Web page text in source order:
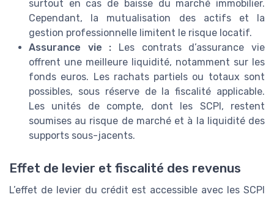
surtout en cas de baisse du marché immobilier.
Cependant, la mutualisation des actifs et la
gestion professionnelle limitent le risque locatif.
Assurance vie : Les contrats d’assurance vie
offrent une meilleure liquidité, notamment sur les
fonds euros. Les rachats partiels ou totaux sont
possibles, sous réserve de la fiscalité applicable.
Les unités de compte, dont les SCPI, restent
soumises au risque de marché et à la liquidité des
supports sous-jacents.
Effet de levier et fiscalité des revenus
L’effet de levier du crédit est accessible avec les SCPI